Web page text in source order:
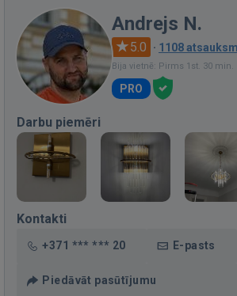
Andrejs N.
5.0 · 1108
Bija vietnē: Pirms 1st. 30 min.
PRO
Darbu piemēri
Kontakti
+371 *** *** 20 E-pasts
Piedāvāt pasūtījumu